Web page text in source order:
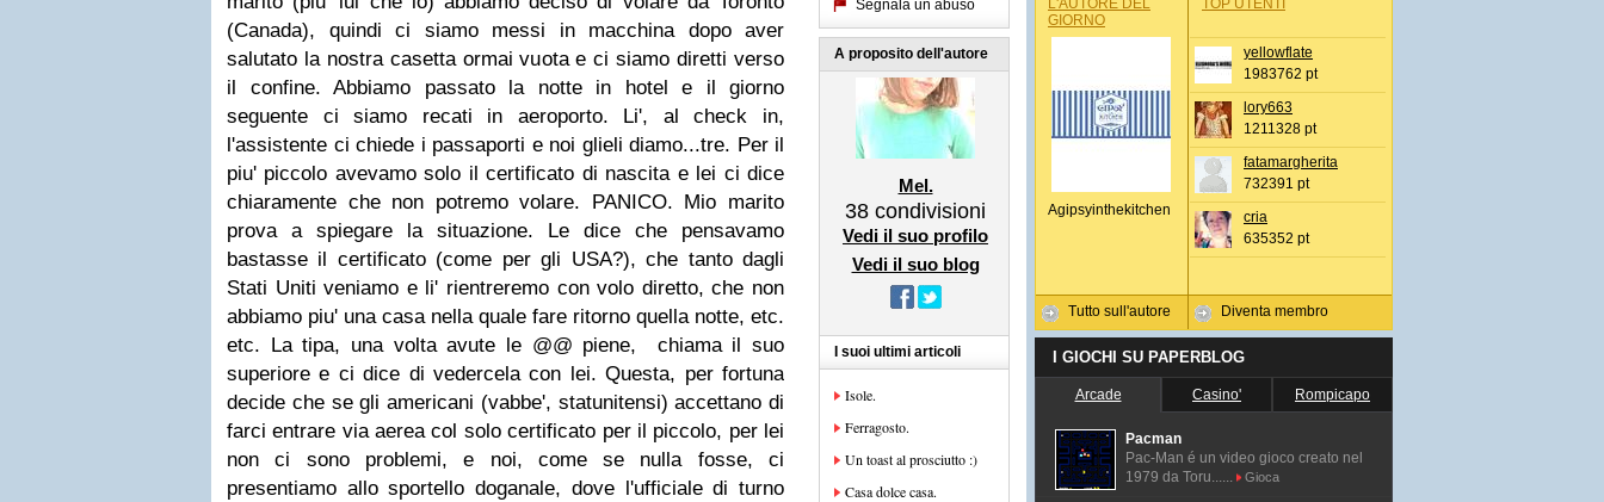
(Canada), quindi ci siamo messi in macchina dopo aver
salutato la nostra casetta ormai vuota e ci siamo diretti verso
il confine. Abbiamo passato la notte in hotel e il giorno
seguente ci siamo recati in aeroporto. Li', al check in,
l'assistente ci chiede i passaporti e noi glieli diamo...tre. Per il
piu' piccolo avevamo solo il certificato di nascita e lei ci dice
chiaramente che non potremo volare. PANICO. Mio marito
prova a spiegare la situazione. Le dice che pensavamo
bastasse il certificato (come per gli USA?), che tanto dagli
Stati Uniti veniamo e li' rientreremo con volo diretto, che non
abbiamo piu' una casa nella quale fare ritorno quella notte, etc.
etc. La tipa, una volta avute le @@ piene, chiama il suo
superiore e ci dice di vedercela con lei. Questa, per fortuna
decide che se gli americani (vabbe', statunitensi) accettano di
farci entrare via aerea col solo certificato per il piccolo, per lei
non ci sono problemi, e noi, come se nulla fosse, ci
presentiamo allo sportello doganale, dove l'ufficiale di turno
Segnala un abuso
A proposito dell'autore
Mel.
38 condivisioni
Vedi il suo profilo
Vedi il suo blog
I suoi ultimi articoli
Isole.
Ferragosto.
Un toast al prosciutto :)
Casa dolce casa.
L'AUTORE DEL
GIORNO
Agipsyinthekitchen
Tutto sull'autore
TOP UTENTI
yellowflate
1983762 pt
lory663
1211328 pt
fatamargherita
732391 pt
cria
635352 pt
Diventa membro
I GIOCHI SU PAPERBLOG
Arcade Casino' Rompicapo
Pacman
Pac-Man é un video gioco creato nel
1979 da Toru......
Gioca